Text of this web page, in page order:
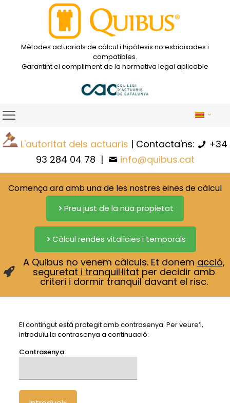
Mètodes actuarials de càlcul i hipòtesis no esbiaixades i
compatibles.
Garantint el compliment de la normativa legal aplicable
L'autoritat dels actuaris | Contacta'ns:
+34
93 284 04 78 | info@quibus.cat
A Quibus no venem càlculs. Et donem acció,
seguretat i tranquil·litat per decidir amb
criteri i dormir tranquil davant el risc.
Comença ara amb una de les nostres eines de càlcul
Preu just de la nua propietat
Càlcul rendes vitalícies i temporals
El contingut està protegit amb contrasenya. Per veure’l,
introduïu la contrasenya a continuació:
Contrasenya: